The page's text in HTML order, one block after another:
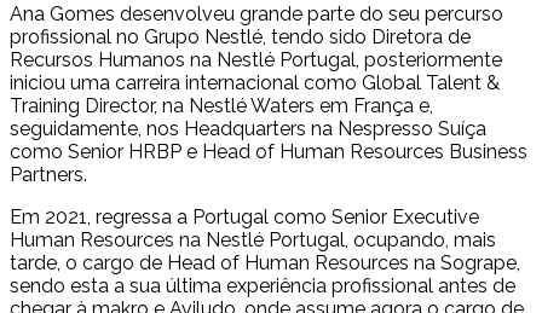
Ana Gomes desenvolveu grande parte do seu percurso
profissional no Grupo Nestlé, tendo sido Diretora de
Recursos Humanos na Nestlé Portugal, posteriormente
iniciou uma carreira internacional como Global Talent &
Training Director, na Nestlé Waters em França e,
seguidamente, nos Headquarters na Nespresso Suíça
como Senior HRBP e Head of Human Resources Business
Partners.
Em 2021, regressa a Portugal como Senior Executive
Human Resources na Nestlé Portugal, ocupando, mais
tarde, o cargo de Head of Human Resources na Sogrape,
sendo esta a sua última experiência profissional antes de